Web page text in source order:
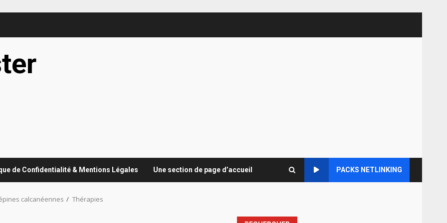
de Confidentialité & Mentions Légales Une section de page d’accueil PACKS NETLINKING
calcanéennes Thérapies